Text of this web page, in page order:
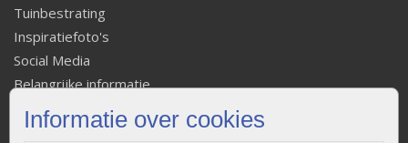
Informatie over cookies
Tuinbestrating
Inspiratiefoto's
Social Media
Belangrijke informatie
De facetrand: wat is het en welke functie heeft het?
Hoe betontegels leggen